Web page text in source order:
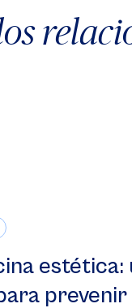
estética:
prevenir